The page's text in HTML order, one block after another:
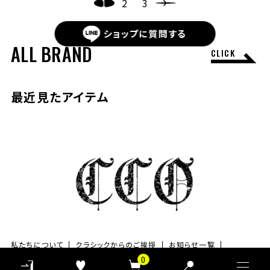
0
1 2 3
ALL BRAND CLICK
最近見たアイテム
ショップに質問する
私たちについて クラシックからのご挨拶
お知らせ一覧
新規会員登録